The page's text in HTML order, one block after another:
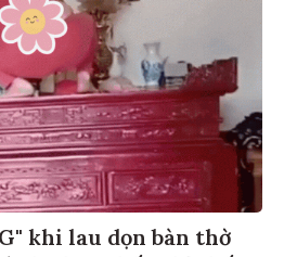
khi lau dọn bàn thờ